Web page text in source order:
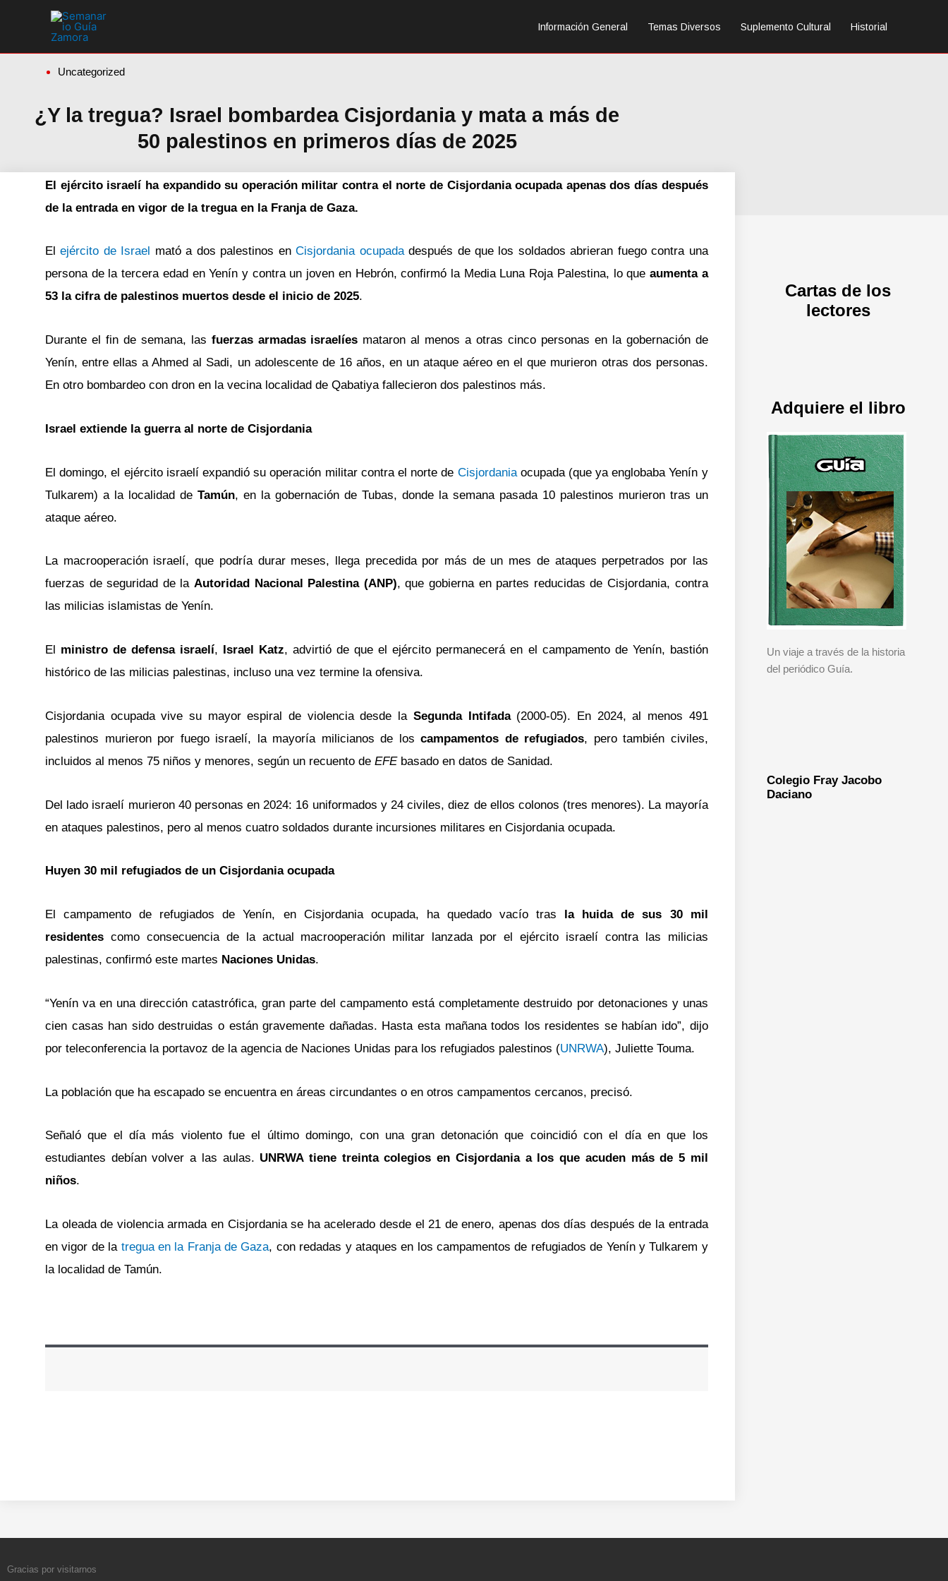
Información General Temas Diversos Suplemento Cultural Historial
Uncategorized
¿Y la tregua? Israel bombardea Cisjordania y mata a más de
50 palestinos en primeros días de 2025
El ejército israelí ha expandido su operación militar contra el norte de Cisjordania ocupada apenas dos días después
de la entrada en vigor de la tregua en la Franja de Gaza.
Elejército de Israel mató a dos palestinos enCisjordania ocupadadespués de que los soldados abrieran fuego contra una
persona de la tercera edad en Yenín y contra un joven en Hebrón, confirmó la Media Luna Roja Palestina, lo que aumenta a
53 la cifra de palestinos muertos desde el inicio de 2025.
Durante el fin de semana, las fuerzas armadas israelíes mataron al menos a otras cinco personas en la gobernación de
Yenín, entre ellas a Ahmed al Sadi, un adolescente de 16 años, en un ataque aéreo en el que murieron otras dos personas.
En otro bombardeo con dron en la vecina localidad de Qabatiya fallecieron dos palestinos más.
Israel extiende la guerra al norte de Cisjordania
El domingo, el ejército israelí expandió su operación militar contra el norte de Cisjordaniaocupada (que ya englobaba Yenín y
Tulkarem) a la localidad de Tamún, en la gobernación de Tubas, donde la semana pasada 10 palestinos murieron tras un
ataque aéreo.
La macrooperación israelí, que podría durar meses, llega precedida por más de un mes de ataques perpetrados por las
fuerzas de seguridad de laAutoridad Nacional Palestina (ANP), que gobierna en partes reducidas de Cisjordania, contra
las milicias islamistas de Yenín.
El ministro de defensa israelí, Israel Katz, advirtió de que el ejército permanecerá en el campamento de Yenín, bastión
histórico de las milicias palestinas, incluso una vez termine la ofensiva.
Cisjordania ocupada vive su mayor espiral de violencia desde la Segunda Intifada(2000-05). En 2024, al menos 491
palestinos murieron por fuego israelí, la mayoría milicianos de loscampamentos de refugiados, pero también civiles,
incluidos al menos 75 niños y menores, según un recuento de EFEbasado en datos de Sanidad.
Del lado israelí murieron 40 personas en 2024: 16 uniformados y 24 civiles, diez de ellos colonos (tres menores). La mayoría
en ataques palestinos, pero al menos cuatro soldados durante incursiones militares en Cisjordania ocupada.
Huyen 30 mil refugiados de un Cisjordania ocupada
El campamento de refugiados de Yenín, en Cisjordania ocupada, ha quedado vacío tras la huida de sus 30 mil
residentes como consecuencia de la actual macrooperación militar lanzada por el ejército israelí contra las milicias
palestinas, confirmó este martes Naciones Unidas.
“Yenín va en una dirección catastrófica, gran parte del campamento está completamente destruido por detonaciones y unas
cien casas han sido destruidas o están gravemente dañadas. Hasta esta mañana todos los residentes se habían ido”, dijo
por teleconferencia la portavoz de la agencia de Naciones Unidas para los refugiados palestinos (UNRWA), Juliette Touma.
La población que ha escapado se encuentra en áreas circundantes o en otros campamentos cercanos, precisó.
Señaló que el día más violento fue el último domingo, con una gran detonación que coincidió con el día en que los
estudiantes debían volver a las aulas. UNRWA tiene treinta colegios en Cisjordania a los que acuden más de 5 mil
niños.
La oleada de violencia armada en Cisjordania se ha acelerado desde el 21 de enero, apenas dos días después de la entrada
en vigor de la tregua en la Franja de Gaza, con redadas y ataques en los campamentos de refugiados de Yenín y Tulkarem y
la localidad de Tamún.
Cartas de los
lectores
Adquiere el libro
Un viaje a través de la historia
del periódico Guía.
Colegio Fray Jacobo
Daciano
Gracias por visitarnos